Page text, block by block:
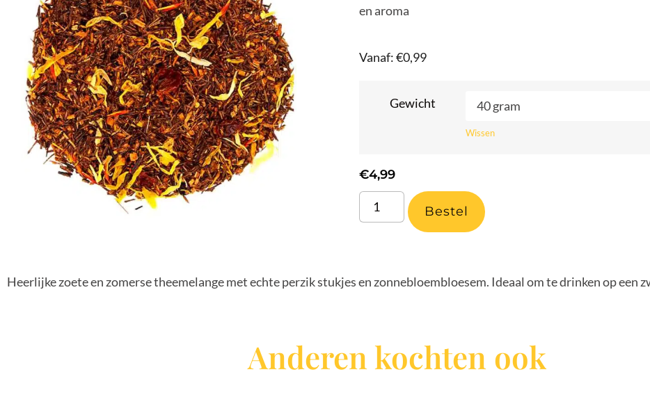
en aroma
Vanaf:€0,99
Gewicht
Wissen
€4,99
Bestel
Heerlijke zoete en zomerse theemelange met echte perzik stukjes en zonnebloembloesem. Ideaal om te drinken op een
Anderen kochten ook